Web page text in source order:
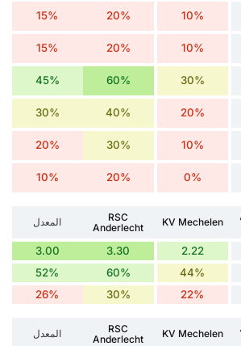
10%
20%
15%
10%
20%
15%
30%
60%
45%
20%
40%
30%
10%
30%
20%
0%
20%
10%
KV Mechelen
RSC
Anderlecht
المعدل
2.22
3.30
3.00
44%
60%
52%
22%
30%
26%
KV Mechelen
RSC
Anderlecht
المعدل